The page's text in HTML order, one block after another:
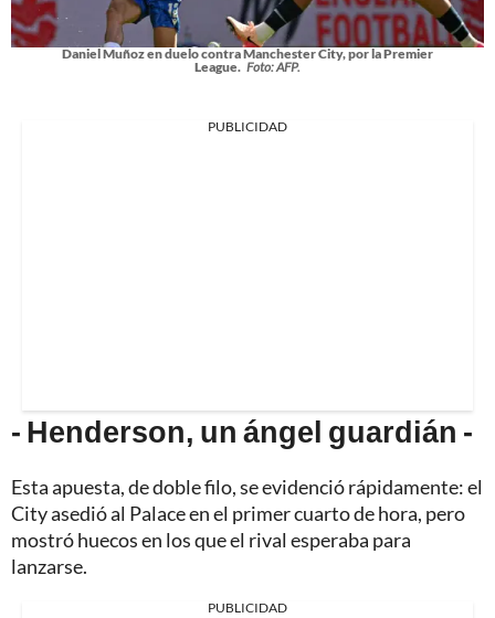
Daniel Muñoz en duelo contra Manchester City, por la Premier
League. Foto: AFP.
PUBLICIDAD
- Henderson, un ángel guardián -
Esta apuesta, de doble filo, se evidenció rápidamente: el
City asedió al Palace en el primer cuarto de hora, pero
mostró huecos en los que el rival esperaba para
lanzarse.
PUBLICIDAD